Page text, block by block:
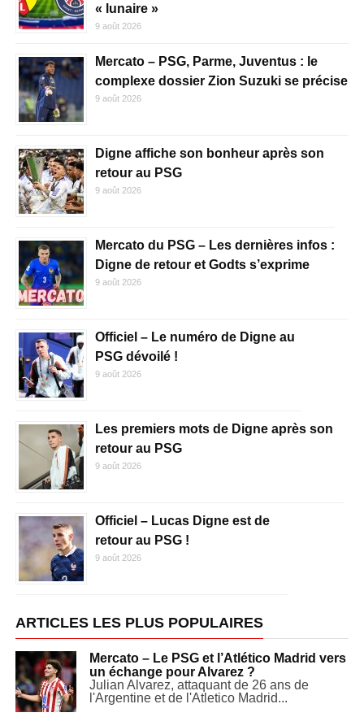
« lunaire »
9 août 2026
Mercato – PSG, Parme, Juventus : le
complexe dossier Zion Suzuki se précise
9 août 2026
Digne affiche son bonheur après son
retour au PSG
9 août 2026
Mercato du PSG – Les dernières infos :
Digne de retour et Godts s’exprime
9 août 2026
Officiel – Le numéro de Digne au
PSG dévoilé !
9 août 2026
Les premiers mots de Digne après son
retour au PSG
9 août 2026
Officiel – Lucas Digne est de
retour au PSG !
9 août 2026
ARTICLES LES PLUS POPULAIRES
Mercato – Le PSG et l’Atlético Madrid vers
un échange pour Alvarez ?
Julian Alvarez, attaquant de 26 ans de
l'Argentine et de l'Atletico Madrid...